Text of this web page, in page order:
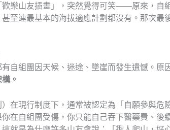
樂山友插畫」，突然覺得可笑——原來，自
至連最基本的海拔適應計劃都沒有。那次最
自組團因天候、迷途、墜崖而發生遺憾。原
。
在現行制度下，通常被認定為「自願參與
在自組團受傷，你只能自己吞下醫藥費、